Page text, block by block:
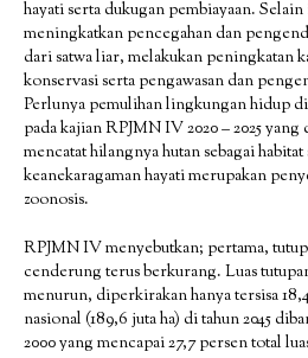
hayati serta dukugan pembiayaan.
meningkatkan pencegahan dan
dari satwa liar, melakukan peningkatan
konservasi serta pengawasan dan
Perlunya pemulihan lingkungan hidup
pada kajian RPJMN IV 2020 – 2025
mencatat hilangnya hutan sebagai
keanekaragaman hayati merupakan
zoonosis.
RPJMN IV menyebutkan; pertama,
cenderung terus berkurang. Luas
menurun, diperkirakan hanya tersisa
nasional (189,6 juta ha) di tahun 2045
2000 yang mencapai 27,7 persen total